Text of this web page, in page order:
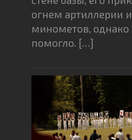
огнем артиллерии и
минометов, однако
помогло. […]